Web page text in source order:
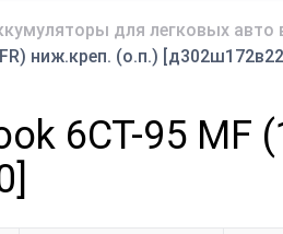
для легковых авто
ниж.креп. (о.п.)
6СТ-95 MF